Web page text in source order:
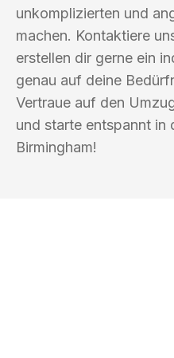
unkomplizierten und
machen. Kontaktiere
erstellen dir gerne ein
genau auf deine
Vertraue auf den
und starte entspannt in
Birmingham!